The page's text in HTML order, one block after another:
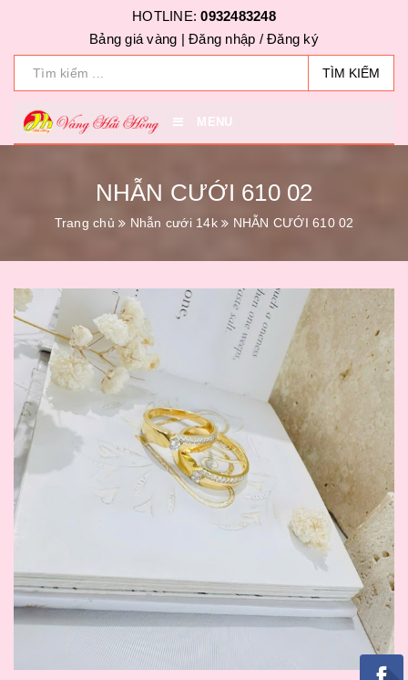
HOTLINE:0932483248
Bảng giá vàng | Đăng nhập / Đăng ký
TÌM KIẾM
MENU
NHẪN CƯỚI 610 02
Trang chủ Nhẫn cưới 14k NHẪN CƯỚI 610 02